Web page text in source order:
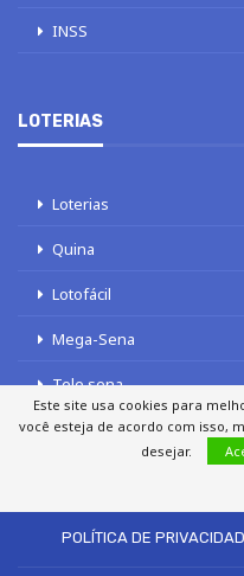
INSS
LOTERIAS
Loterias
Quina
Lotofácil
Mega-Sena
Tele sena
POLÍTICA DE
Este site usa cookies para
você esteja de acordo com isso,
desejar.